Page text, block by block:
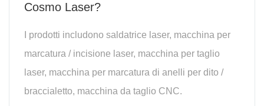
Cosmo Laser?
I prodotti includono saldatrice laser, macchina per
marcatura / incisione laser, macchina per taglio
laser, macchina per marcatura di anelli per dito /
braccialetto, macchina da taglio CNC.